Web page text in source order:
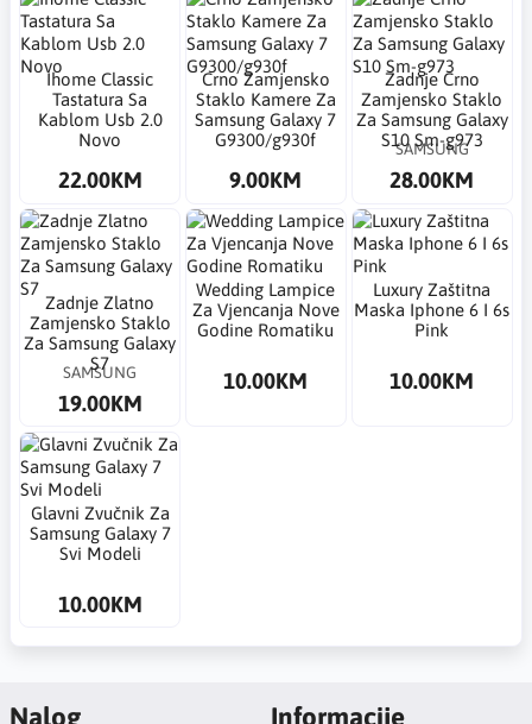
Ihome Classic
Tastatura Sa
Kablom Usb 2.0
Novo
22.00KM
Crno Zamjensko
Staklo Kamere Za
Samsung Galaxy 7
G9300/g930f
9.00KM
Zadnje Crno
Zamjensko Staklo
Za Samsung Galaxy
S10 Sm-g973
SAMSUNG
28.00KM
Zadnje Zlatno
Zamjensko Staklo
Za Samsung Galaxy
S7
SAMSUNG
19.00KM
Wedding Lampice
Za Vjencanja Nove
Godine Romatiku
10.00KM
Luxury Zaštitna
Maska Iphone 6 I 6s
Pink
10.00KM
Glavni Zvučnik Za
Samsung Galaxy 7
Svi Modeli
10.00KM
Nalog Informacije